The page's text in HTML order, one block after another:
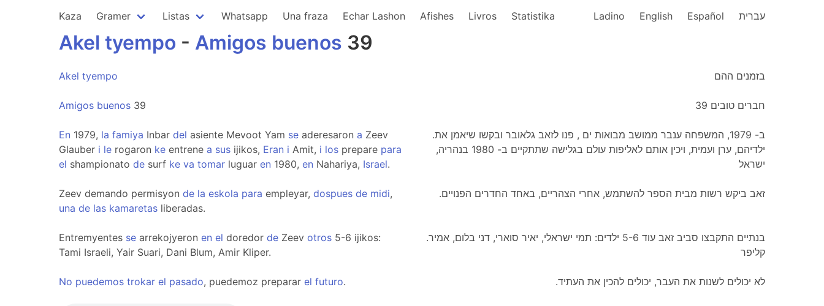
Kaza Gramer Listas Whatsapp Una fraza Echar Lashon Afishes Livros Statistika Ladino English Español עברית
Akel tyempo - Amigos buenos 39
Akel tyempo בזמנים ההם
Amigos buenos 39 חברים טובים 39
En 1979, la famiya Inbar del asiente Mevoot Yam se aderesaron a Zeev
Glauber i le rogaron ke entrene a sus ijikos, Eran i Amit, i los prepare para
el shampionato de surf ke va tomar luguar en 1980, en Nahariya, Israel.
.ב- 1979, המשפחה ענבר ממושב מבואות ים , פנו לזאב גלאובר ובקשו שיאמן את
ילדיהם, ערן ועמית, ויכין אותם לאליפות עולם בגלישה שתתקיים ב- 1980 בנהריה,
ישראל
Zeev demando permisyon de la eskola para empleyar, dospues de midi,
una de las kamaretas liberadas.
.זאב ביקש רשות מבית הספר להשתמש, אחרי הצהריים, באחד החדרים הפנויים
Entremyentes se arrekojyeron en el doredor de Zeev otros 5-6 ijikos:
Tami Israeli, Yair Suari, Dani Blum, Amir Kliper.
.בנתיים התקבצו סביב זאב עוד 5-6 ילדים: תמי ישראלי, יאיר סוארי, דני בלום, אמיר
קליפר
No puedemos trokar el pasado, puedemoz preparar el futuro. .לא יכולים לשנות את העבר, יכולים להכין את העתיד